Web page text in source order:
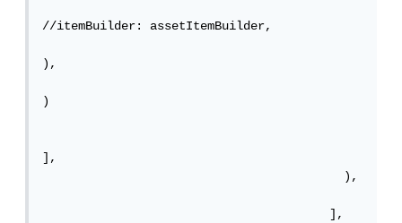
//itemBuilder: assetItemBuilder,
),
)
],
                                          ),
                                        ],